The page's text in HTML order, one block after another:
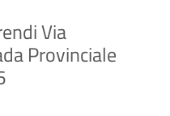
Via
Provinciale